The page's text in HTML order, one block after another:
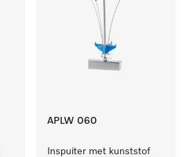
APLW 060
Inspuiter met kunststof